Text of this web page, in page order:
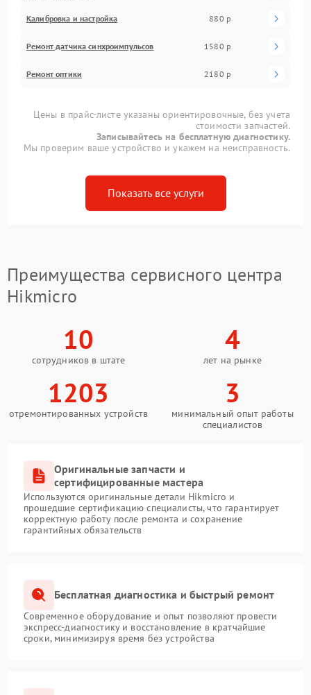
Калибровка и настройка 880 р
Ремонт датчика синхроимпульсов 1580 р
Ремонт оптики 2180 р
Цены в прайс-листе указаны ориентировочные, без учета
стоимости запчастей.
Записывайтесь на бесплатную диагностику.
Мы проверим ваше устройство и укажем на неисправность.
Показать все услуги
Преимущества сервисного центра
Hikmicro
10
сотрудников в штате
4
лет на рынке
1203
отремонтированных устройств
3
минимальный опыт работы
специалистов
Оригинальные запчасти и
сертифицированные мастера
Используются оригинальные детали Hikmicro и
прошедшие сертификацию специалисты, что гарантирует
корректную работу после ремонта и сохранение
гарантийных обязательств
Бесплатная диагностика и быстрый ремонт
Современное оборудование и опыт позволяют провести
экспресс-диагностику и восстановление в кратчайшие
сроки, минимизируя время без устройства